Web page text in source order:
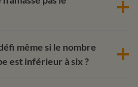
même si le nombre
est inférieur à six ?